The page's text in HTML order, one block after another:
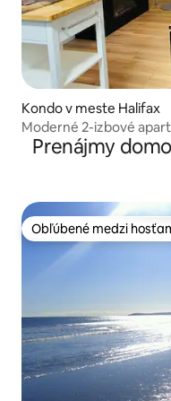
Kondo v meste Halifax
Moderné 2-izbové
parkoviskom!
Prenájmy
Obľúbené medzi
Obľúbené medzi